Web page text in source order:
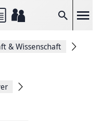
Suche
& Wissenschaft